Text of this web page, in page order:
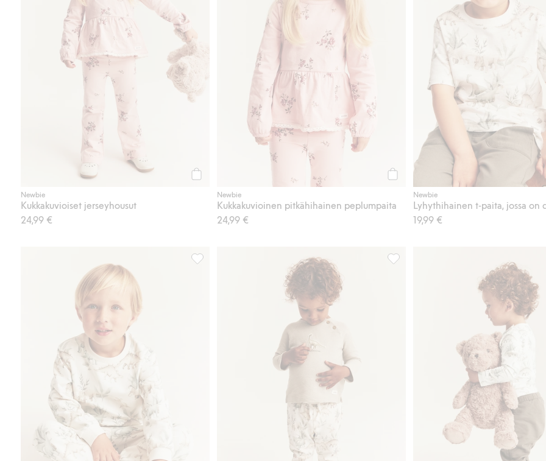
Newbie
Kukkakuvioiset jerseyhousut
24,99 €
Newbie
Kukkakuvioinen pitkähihainen peplumpaita
24,99 €
Newbie
Lyhythihainen t-paita, jossa on
19,99 €
Collegepaita jossa dinosaurusteema, Lisää suosikkeihinDinosaurusteemaiset collegehousut,